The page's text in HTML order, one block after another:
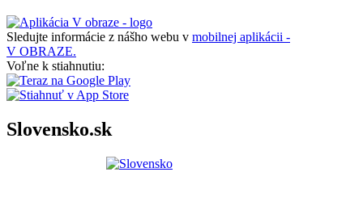
Sledujte informácie z nášho webu v mobilnej aplikácii -
V OBRAZE.
Voľne k stiahnutiu:
Slovensko.sk